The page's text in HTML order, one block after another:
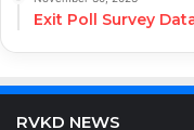
Exit Poll Survey
RVKD NEWS